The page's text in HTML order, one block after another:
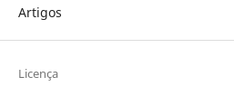
Artigos
Licença